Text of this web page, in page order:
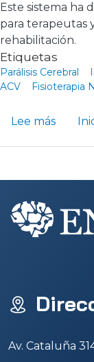
Este sistema ha
para terapeutas
rehabilitación.
Etiquetas
Parálisis Cerebral
ACV
Fisioterapia
Lee mássobre
Av. Cataluña